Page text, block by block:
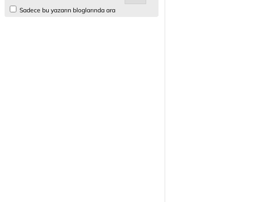
Sadece bu yazarın bloglarında ara